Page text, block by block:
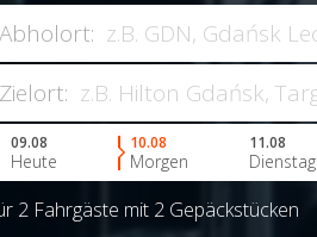
Abholort:
Zielort:
09.08
Heute
10.08
Morgen
11.08
Dienstag
2 Fahrgäste mit 2 Gepäckstücken